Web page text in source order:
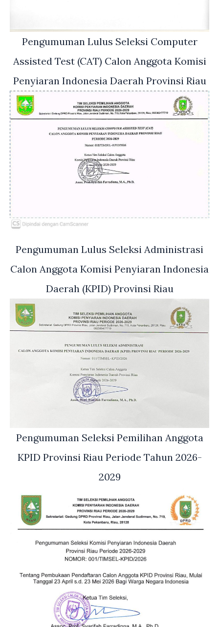
Pengumuman Lulus Seleksi Computer
Assisted Test (CAT) Calon Anggota Komisi
Penyiaran Indonesia Daerah Provinsi Riau
Pengumuman Lulus Seleksi Administrasi
Calon Anggota Komisi Penyiaran Indonesia
Daerah (KPID) Provinsi Riau
Pengumuman Seleksi Pemilihan Anggota
KPID Provinsi Riau Periode Tahun 2026-
2029